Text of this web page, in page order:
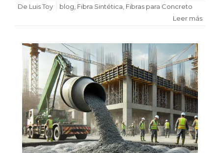
De Luis Toy blog Fibra Sintética Fibras para Concreto
Leer más